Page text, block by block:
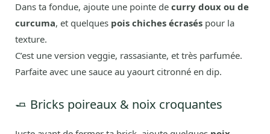
Dans ta fondue, ajoute une pointe de curry doux ou de
curcuma, et quelques pois chiches écrasés pour la
texture.
C’est une version veggie, rassasiante, et très parfumée.
Parfaite avec une sauce au yaourt citronné en dip.
🧈 Bricks poireaux & noix croquantes